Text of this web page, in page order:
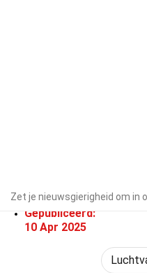
Zet je nieuwsgierigheid om in
Chmielewski
Gepubliceerd:
10 Apr 2025